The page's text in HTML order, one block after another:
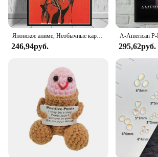
Японское аниме, Необычные картины Джоджо S, необычная Картина на холсте с мультяшным рисунком, подарок, иллюстрация манги, спальня, картина для домашнего декора
246,94руб. 295,62руб.